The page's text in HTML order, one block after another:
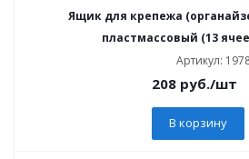
Ящик для крепежа
пластмассовый (13
Артикул:
208 руб./шт
В корзину